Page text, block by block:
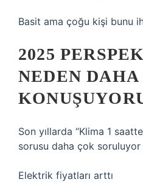
Basit ama çoğu kişi bunu
2025
NEDEN DAHA
Son yıllarda “Klima 1
sorusu daha çok soruluyor
Elektrik fiyatları arttı